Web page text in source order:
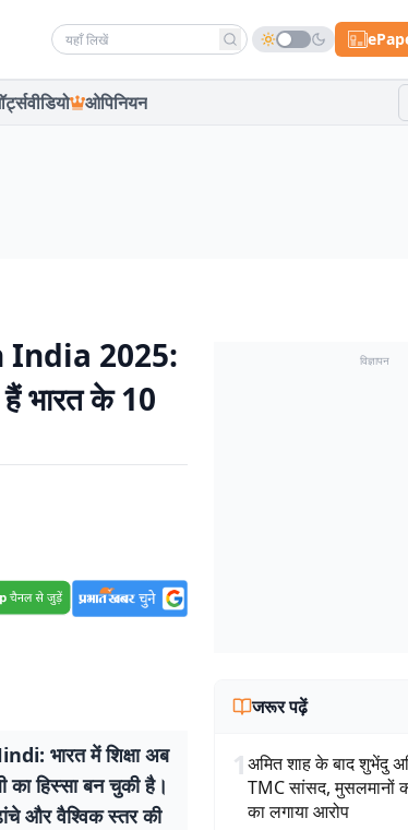
Search news
वीडियो ओपिनियन
India 2025:
हैं भारत के 10
भारत में शिक्षा अब
का हिस्सा बन चुकी है।
और वैश्विक स्तर की
विज्ञापन
जरूर पढ़ें
1अमित शाह के बाद शुभेंदु
TMC सांसद, मुसलमानों
का लगाया आरोप